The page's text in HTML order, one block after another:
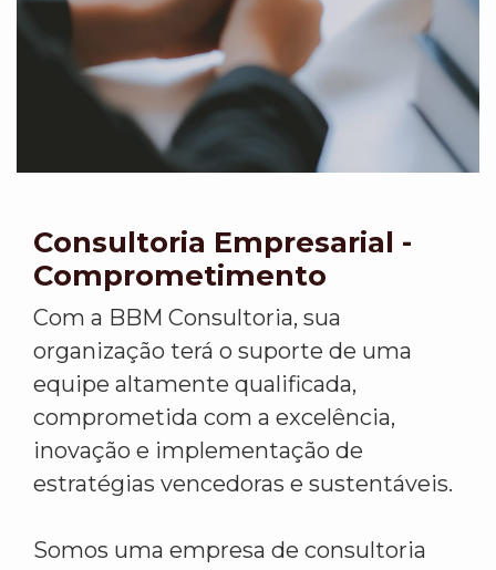
Consultoria Empresarial -
Comprometimento
Com a BBM Consultoria, sua
organização terá o suporte de uma
equipe altamente qualificada,
comprometida com a excelência,
inovação e implementação de
estratégias vencedoras e sustentáveis.
Somos uma empresa de consultoria